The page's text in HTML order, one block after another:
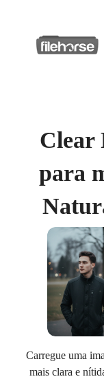
Clear
para
Carregue uma
mais clara e